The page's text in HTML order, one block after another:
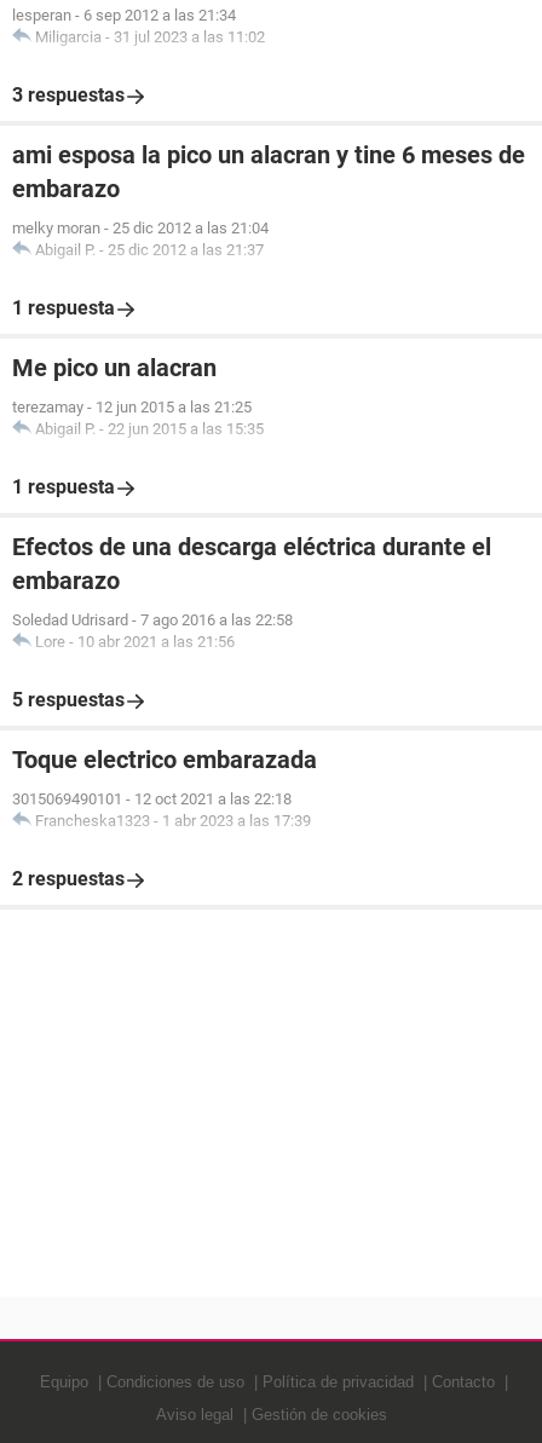
lesperan - 6 sep 2012 a las 21:34
Miligarcia - 31 jul 2023 a las 11:02
3 respuestas
ami esposa la pico un alacran y tine 6 meses de
embarazo
melky moran - 25 dic 2012 a las 21:04
Abigail P. - 25 dic 2012 a las 21:37
1 respuesta
Me pico un alacran
terezamay - 12 jun 2015 a las 21:25
Abigail P. - 22 jun 2015 a las 15:35
1 respuesta
Efectos de una descarga eléctrica durante el
embarazo
Soledad Udrisard - 7 ago 2016 a las 22:58
Lore - 10 abr 2021 a las 21:56
5 respuestas
Toque electrico embarazada
3015069490101 - 12 oct 2021 a las 22:18
Francheska1323 - 1 abr 2023 a las 17:39
2 respuestas
Equipo Condiciones de uso Política de privacidad
Contacto
Aviso legal
Gestión de cookies